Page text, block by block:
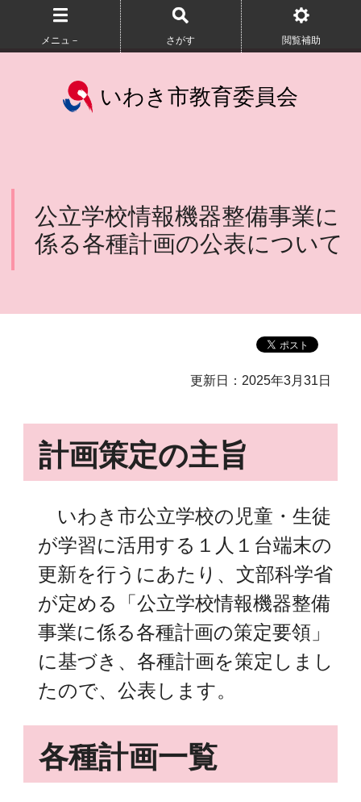
メニュ－ さがす 閲覧補助
いわき市教育委員会
公立学校情報機器整備事業に
係る各種計画の公表について
更新日：2025年3月31日
計画策定の主旨
いわき市公立学校の児童・生徒
が学習に活用する１人１台端末の
更新を行うにあたり、文部科学省
が定める「公立学校情報機器整備
事業に係る各種計画の策定要領」
に基づき、各種計画を策定しまし
たので、公表します。
各種計画一覧